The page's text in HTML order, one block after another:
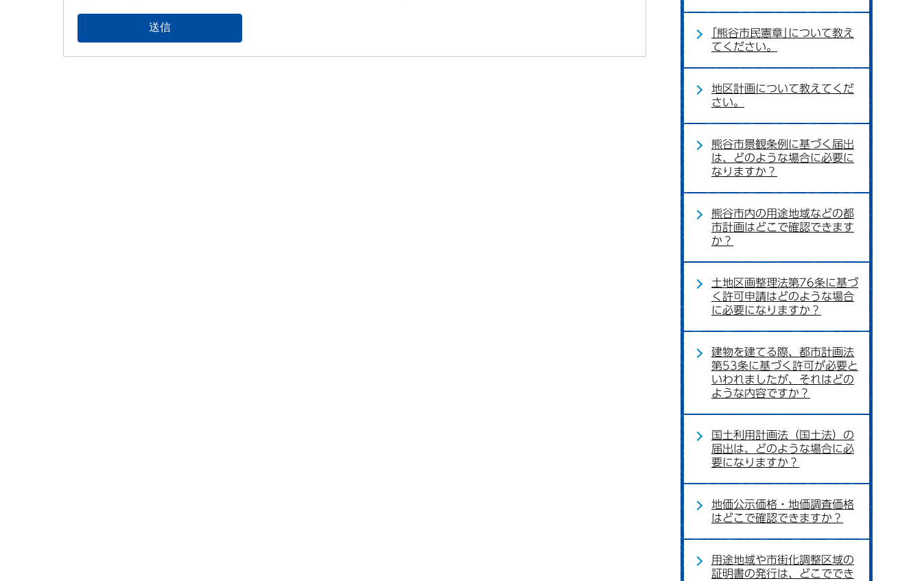
｢熊谷市民憲章｣について教え
てください。
地区計画について教えてくだ
さい。
熊谷市景観条例に基づく届出
は、どのような場合に必要に
なりますか？
熊谷市内の用途地域などの都
市計画はどこで確認できます
か？
土地区画整理法第76条に基づ
く許可申請はどのような場合
に必要になりますか？
建物を建てる際、都市計画法
第53条に基づく許可が必要と
いわれましたが、それはどの
ような内容ですか？
国土利用計画法（国土法）の
届出は、どのような場合に必
要になりますか？
地価公示価格・地価調査価格
はどこで確認できますか？
用途地域や市街化調整区域の
証明書の発行は、どこででき